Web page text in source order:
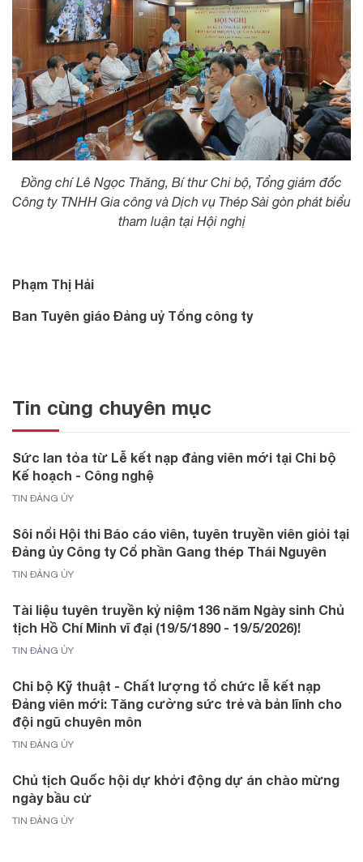
Đồng chí Lê Ngọc Thăng, Bí thư Chi bộ, Tổng giám đốc
Công ty TNHH Gia công và Dịch vụ Thép Sài gòn phát biểu
tham luận tại Hội nghị
Phạm Thị Hải
Ban Tuyên giáo Đảng uỷ Tổng công ty
Tin cùng chuyên mục
Sức lan tỏa từ Lễ kết nạp đảng viên mới tại Chi bộ
Kế hoạch - Công nghệ
TIN ĐẢNG ỦY
Sôi nổi Hội thi Báo cáo viên, tuyên truyền viên giỏi tại
Đảng ủy Công ty Cổ phần Gang thép Thái Nguyên
TIN ĐẢNG ỦY
Tài liệu tuyên truyền kỷ niệm 136 năm Ngày sinh Chủ
tịch Hồ Chí Minh vĩ đại (19/5/1890 - 19/5/2026)!
TIN ĐẢNG ỦY
Chi bộ Kỹ thuật - Chất lượng tổ chức lễ kết nạp
Đảng viên mới: Tăng cường sức trẻ và bản lĩnh cho
đội ngũ chuyên môn
TIN ĐẢNG ỦY
Chủ tịch Quốc hội dự khởi động dự án chào mừng
ngày bầu cử
TIN ĐẢNG ỦY